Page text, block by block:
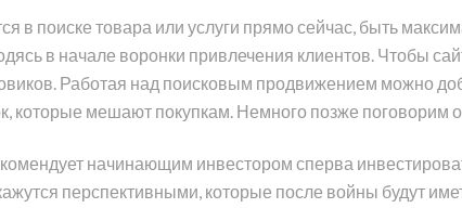
в поиске товара или услуги прямо сейчас, быть
в начале воронки привлечения клиентов. Чтобы
Работая над поисковым продвижением можно
которые мешают покупкам. Немного позже поговорим
начинающим инвестором сперва
перспективными, которые после войны будут